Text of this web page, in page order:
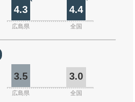
4.3 4.4
広島県 全国
3.5 3.0
広島県 全国